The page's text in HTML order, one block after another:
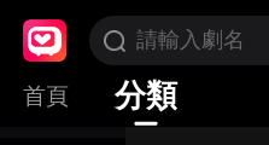
首頁 分類